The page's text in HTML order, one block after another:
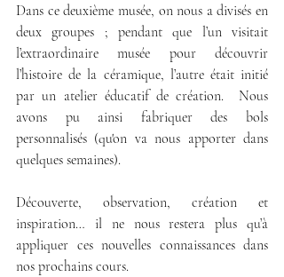
Dans ce deuxième musée, on nous a divisés en
deux groupes ; pendant que l’un visitait
l’extraordinaire musée pour découvrir
l’histoire de la céramique, l’autre était initié
par un atelier éducatif de création.  Nous
avons pu ainsi fabriquer des bols
personnalisés (qu'on va nous apporter dans
quelques semaines).
Découverte, observation, création et
inspiration… il ne nous restera plus qu’à
appliquer ces nouvelles connaissances dans
nos prochains cours.